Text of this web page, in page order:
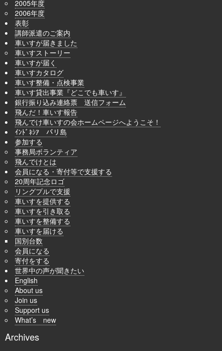
2005年度
2006年度
表彰
講師派遣のご案内
車いすが届きました
車いすストーリー
車いすが届く
車いすカタログ
車いす整備・点検事業
車いす貸出事業『どこでも車いす』
銀行振り込み連絡票 送信フォーム
飛んだ！車いす報告
飛んでけ車いすの会ホームページへようこそ！
ｲﾝﾄﾞﾈｼｱ バリ島
参加する
事務局ボランティア
飛んでけとは
会員になる・寄付等で支援する
20周年記念ロゴ
リングプルで支援
車いすを提供する
車いすを引き取る
車いすを整備する
車いすを届ける
国別台数
会員になる
寄付をする
世界中の声が聞きたい
English
About us
Join us
Support us
What’s new
Archives